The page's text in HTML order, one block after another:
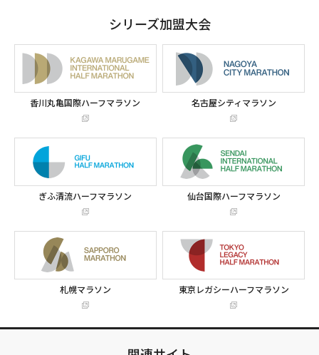
シリーズ加盟大会
香川丸亀国際ハーフマラソン 名古屋シティマラソン
ぎふ清流ハーフマラソン 仙台国際ハーフマラソン
札幌マラソン 東京レガシーハーフマラソン